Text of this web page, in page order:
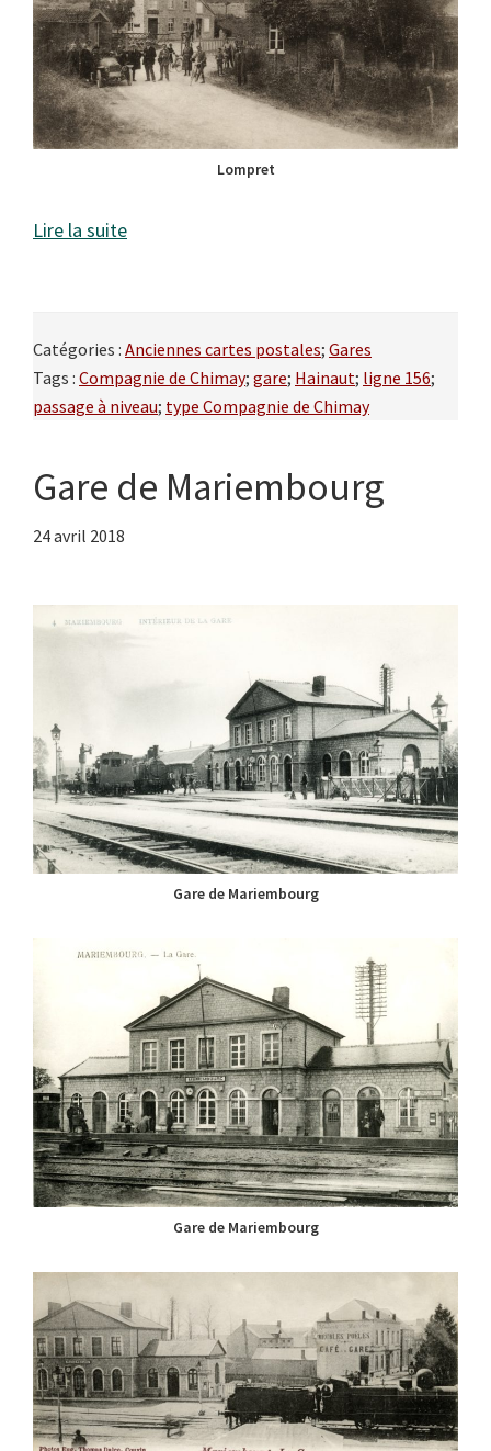
Lompret
Lire la suite
Catégories : Anciennes cartes postales; Gares
Tags : Compagnie de Chimay; gare; Hainaut; ligne 156;
passage à niveau; type Compagnie de Chimay
Gare de Mariembourg
24 avril 2018
Gare de Mariembourg
Gare de Mariembourg